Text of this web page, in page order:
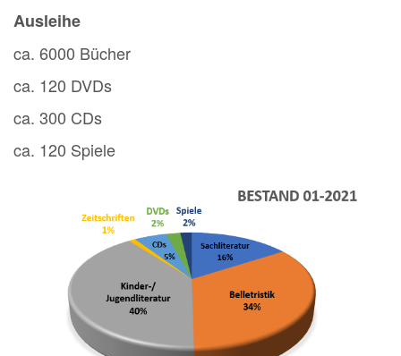
Ausleihe
ca. 6000 Bücher
ca. 120 DVDs
ca. 300 CDs
ca. 120 Spiele